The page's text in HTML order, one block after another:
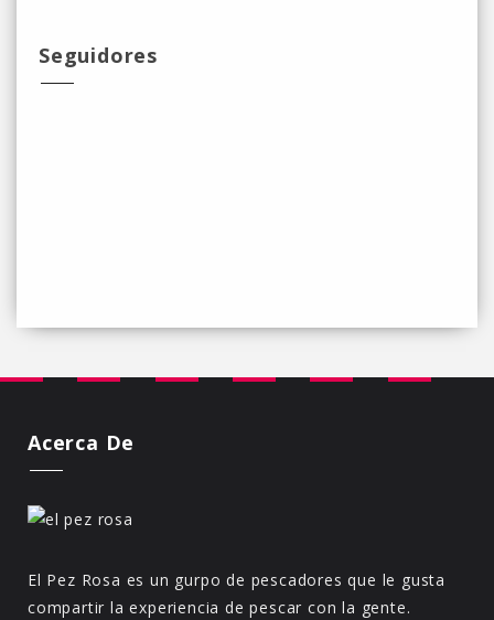
Seguidores
Acerca De
El Pez Rosa es un gurpo de pescadores que le gusta
compartir la experiencia de pescar con la gente.